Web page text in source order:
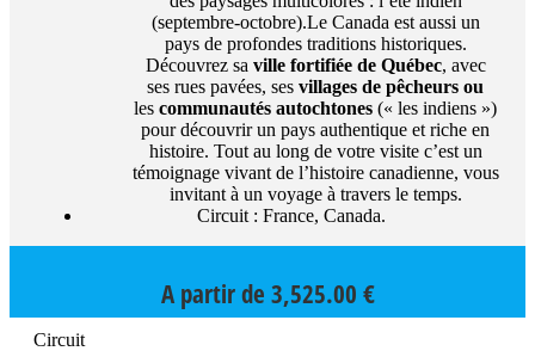
(septembre-octobre).Le Canada est aussi un
pays de profondes traditions historiques.
Découvrez sa ville fortifiée de Québec, avec
ses rues pavées, ses villages de pêcheurs ou
les communautés autochtones (« les indiens »)
pour découvrir un pays authentique et riche en
histoire. Tout au long de votre visite c’est un
témoignage vivant de l’histoire canadienne, vous
invitant à un voyage à travers le temps.
Circuit : France, Canada.
A partir de 3,525.00 €
Circuit